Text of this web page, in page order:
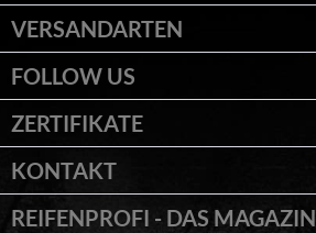
VERSANDARTEN
FOLLOW US
ZERTIFIKATE
KONTAKT
REIFENPROFI - DAS MAGAZIN